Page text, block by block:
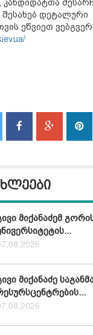
შესახებ დეტალური
ეწვიეთ
მიქანაძემ
მიქანაძე